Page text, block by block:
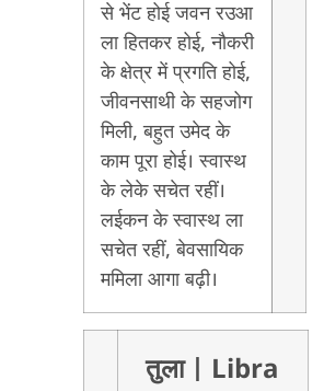
से भेंट होई जवन रउआ
ला हितकर होई, नौकरी
के क्षेत्र में प्रगति होई,
जीवनसाथी के सहजोग
मिली, बहुत उमेद के
काम पूरा होई। स्वास्थ
के लेके सचेत रहीं।
लईकन के स्वास्थ ला
सचेत रहीं, बेवसायिक
ममिला आगा बढ़ी।
तुला | Libra